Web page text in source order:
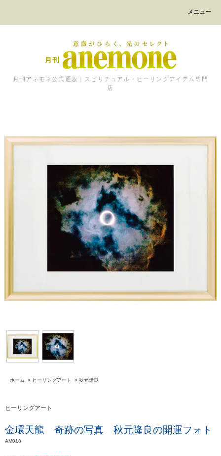
メニュー
月刊アネモネ公式通販｜スピリチュアル・ヒーリングアイテム専門
店
ホーム > ヒーリングアート > 秋元隆良
ヒーリングアート
金環天龍 奇跡の写真 秋元隆良の開運フォト
AM018